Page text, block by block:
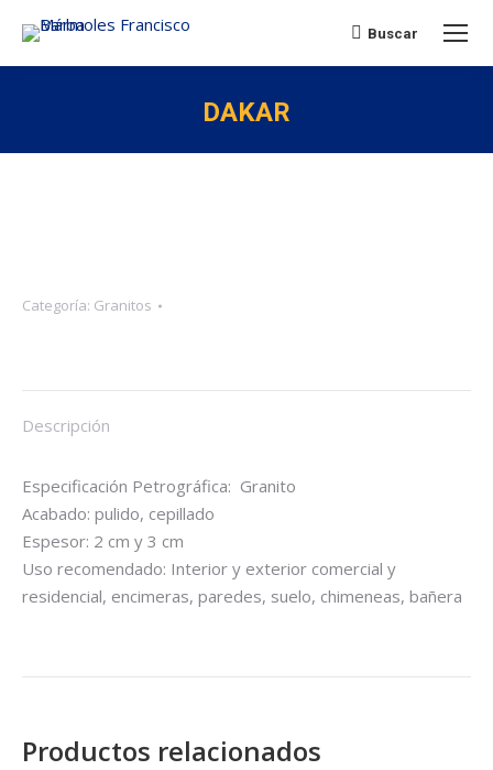
Buscar:
Buscar
DAKAR
Categoría: Granitos
Descripción
Especificación Petrográfica: Granito
Acabado: pulido, cepillado
Espesor: 2 cm y 3 cm
Uso recomendado: Interior y exterior comercial y
residencial, encimeras, paredes, suelo, chimeneas, bañera
Productos relacionados